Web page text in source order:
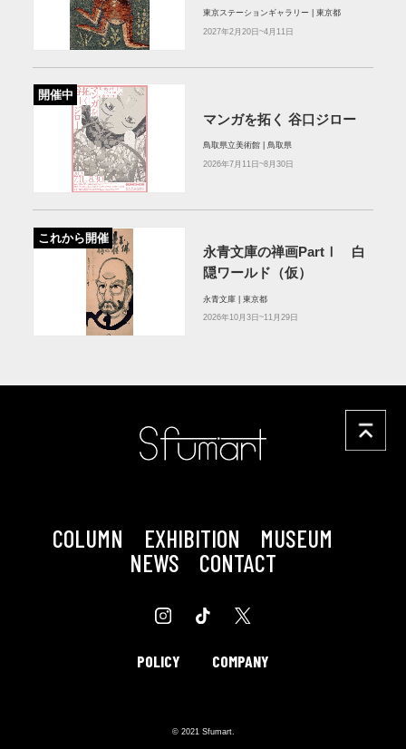
東京ステーションギャラリー | 東京都
2027年2月20日~4月11日
開催中
マンガを拓く 谷口ジロー
鳥取県立美術館 | 鳥取県
2026年7月11日~8月30日
これから開催
永青文庫の禅画PartⅠ 白
隠ワールド（仮）
永青文庫 | 東京都
2026年10月3日~11月29日
COLUMN EXHIBITION
MUSEUM
NEWS
CONTACT
POLICY COMPANY
© 2021 Sfumart.